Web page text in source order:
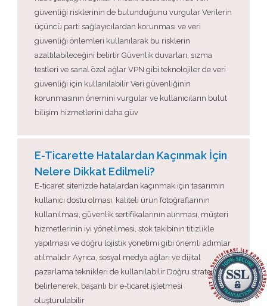
güvenliği risklerinin de bulunduğunu vurgular Verilerin
üçüncü parti sağlayıcılardan korunması ve veri
güvenliği önlemleri kullanılarak bu risklerin
azaltılabileceğini belirtir Güvenlik duvarları, sızma
testleri ve sanal özel ağlar VPN gibi teknolojiler de veri
güvenliği için kullanılabilir Veri güvenliğinin
korunmasının önemini vurgular ve kullanıcıların bulut
bilişim hizmetlerini daha güv
E-Ticarette Hatalardan Kaçınmak İçin
Nelere Dikkat Edilmeli?
E-ticaret sitenizde hatalardan kaçınmak için tasarımın
kullanıcı dostu olması, kaliteli ürün fotoğraflarının
kullanılması, güvenlik sertifikalarının alınması, müşteri
hizmetlerinin iyi yönetilmesi, stok takibinin titizlikle
yapılması ve doğru lojistik yönetimi gibi önemli adımlar
atılmalıdır Ayrıca, sosyal medya ağları ve dijital
pazarlama teknikleri de kullanılabilir Doğru stratejiler
belirlenerek, başarılı bir e-ticaret işletmesi
oluşturulabilir